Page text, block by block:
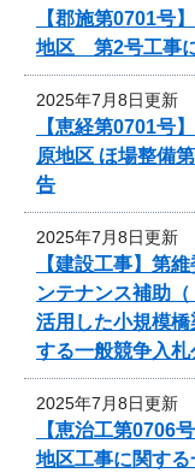
【郡施第0701号
地区 第2号工事
2025年7月8日更新
【恵経第0701号
原地区 ほ場整備
告
2025年7月8日更新
【建設工事】第
ンテナンス補助
活用した小規模
する一般競争入札
2025年7月8日更新
【恵治工第0706
地区工事に関す